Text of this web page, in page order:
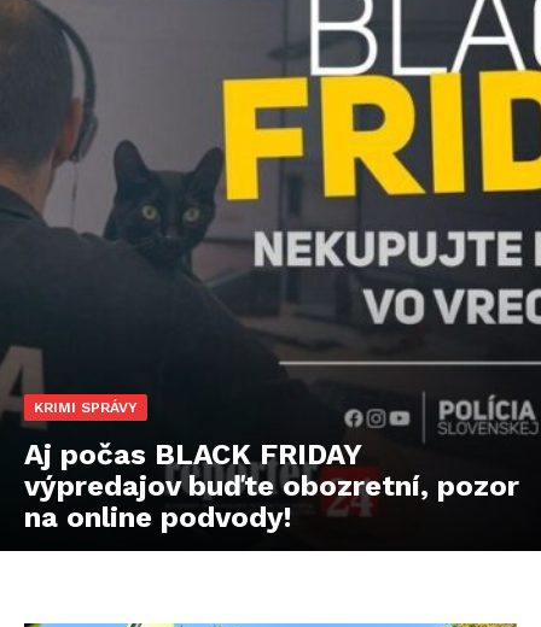
KRIMI SPRÁVY
Aj počas BLACK FRIDAY
výpredajov buďte obozretní, pozor
na online podvody!